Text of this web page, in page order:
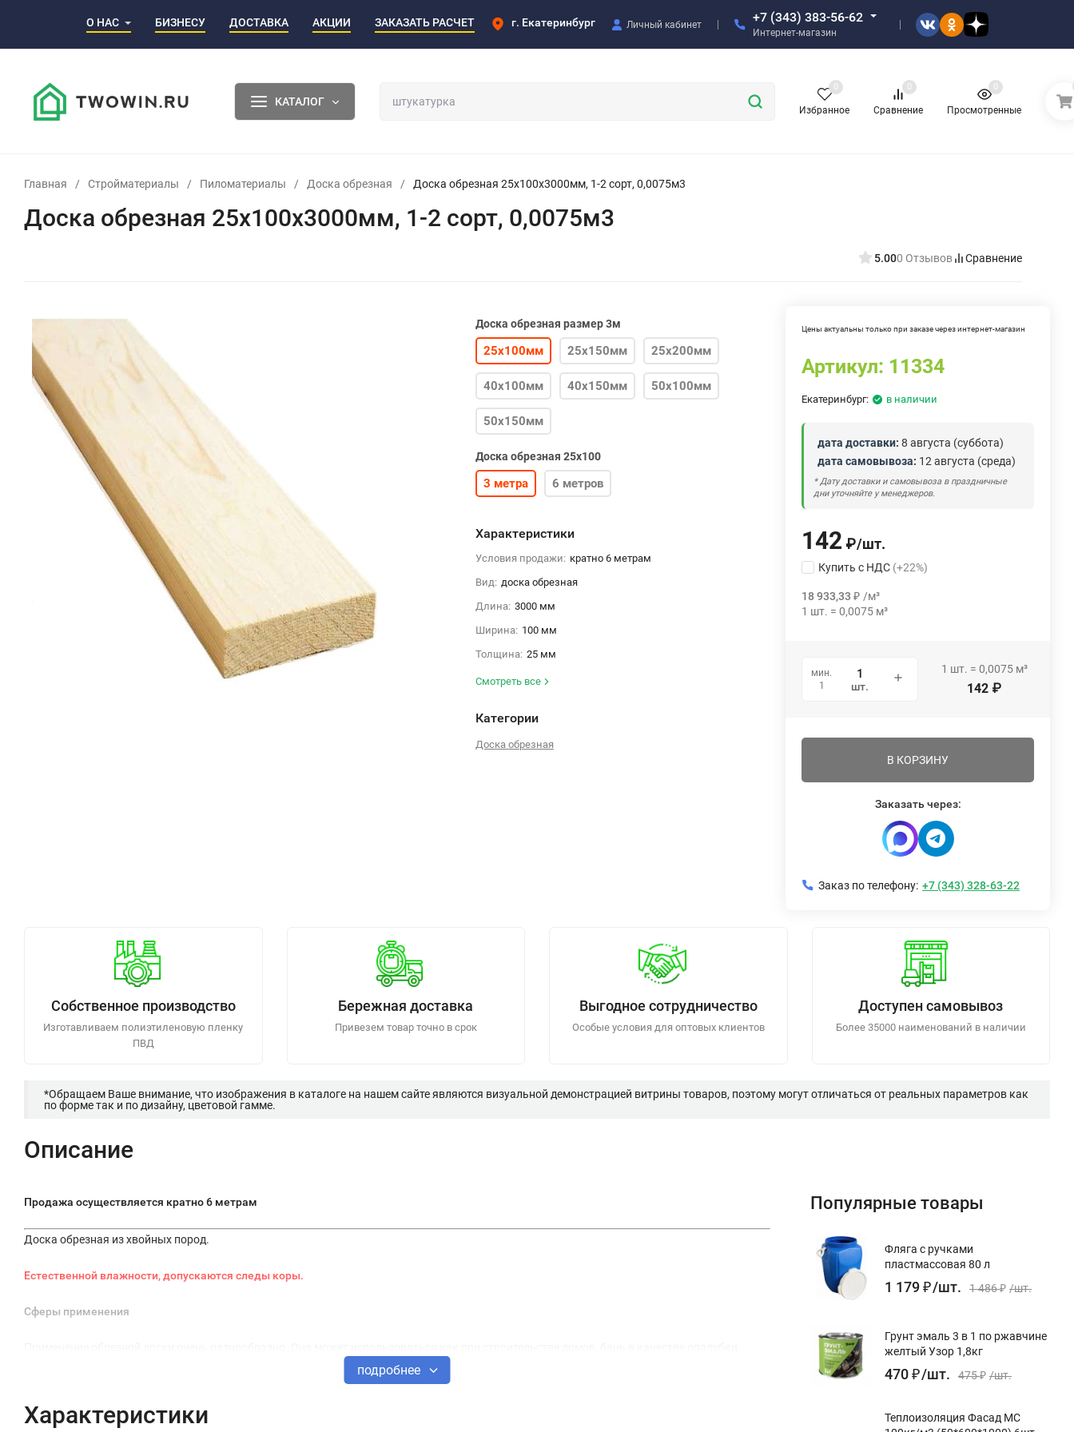
О НАС БИЗНЕСУ ДОСТАВКА АКЦИИ ЗАКАЗАТЬ РАСЧЕТ г. Екатеринбург Личный кабинет +7 (343) 383-56-62
Интернет-магазин
КАТАЛОГ
Избранное
0
Сравнение
0
Просмотренные
0
Главная / Стройматериалы / Пиломатериалы / Доска обрезная / Доска обрезная 25х100х3000мм, 1-2 сорт, 0,0075м3
Доска обрезная 25х100х3000мм, 1-2 сорт, 0,0075м3
5.000 Отзывов Сравнение
Доска обрезная размер 3м
25х100мм 25х150мм 25х200мм
40х100мм 40х150мм 50х100мм
50х150мм
Доска обрезная 25х100
3 метра 6 метров
Характеристики
Условия продажи: кратно 6 метрам
Вид: доска обрезная
Длина: 3000 мм
Ширина: 100 мм
Толщина: 25 мм
Смотреть все
Категории
Доска обрезная
Цены актуальны только при заказе через интернет-магазин
Артикул: 11334
Екатеринбург: в наличии
дата доставки: 8 августа (суббота)
дата самовывоза: 12 августа (среда)
* Дату доставки и самовывоза в праздничные
дни уточняйте у менеджеров.
142 ₽/шт.
Купить с НДС (+22%)
18 933,33 ₽ /м³
1 шт. =0,0075 м³
мин.
1
шт.
1 шт. = 0,0075 м³
142 ₽
В КОРЗИНУ
Заказать через:
Заказ по телефону: +7 (343) 328-63-22
Собственное производство
Изготавливаем полиэтиленовую пленку
ПВД
Бережная доставка
Привезем товар точно в срок
Выгодное сотрудничество
Особые условия для оптовых клиентов
Доступен самовывоз
Более 35000 наименований в наличии
*Обращаем Ваше внимание, что изображения в каталоге на нашем сайте являются визуальной демонстрацией витрины товаров, поэтому могут отличаться от реальных параметров как
по форме так и по дизайну, цветовой гамме.
Описание
Продажа осуществляется кратно 6 метрам
Доска обрезная из хвойных пород.
Естественной влажности, допускаются следы коры.
Сферы применения
чернового пола, обшивки стен, облицовки, для лесов, так и при производстве тарной продукции (поддоны, в транспортных компаниях для
обшивки в твердую упаковку, ящики для метизов и т.д.), мебели, дорожном строительстве, в промышленном строительстве, для сооружения
временных переходов при строительстве многоэтажных домов.
подробнее
Характеристики
Популярные товары
Фляга с ручками
пластмассовая 80 л
1 179₽/шт. 1 486₽ /шт.
Грунт эмаль 3 в 1 по ржавчине
желтый Узор 1,8кг
470₽/шт. 475₽ /шт.
Теплоизоляция Фасад МС